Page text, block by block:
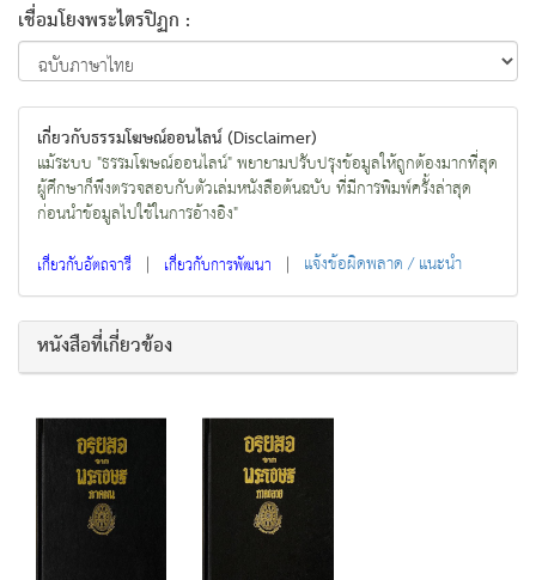
เชื่อมโยงพระไตรปิฏก :
เกี่ยวกับธรรมโฆษณ์ออนไลน์ (Disclaimer)
แม้ระบบ "ธรรมโฆษณ์ออนไลน์" พยายามปรับปรุงข้อมูลให้ถูกต้องมากที่สุด
ผู้ศึกษาก็พึงตรวจสอบกับตัวเล่มหนังสือต้นฉบับ ที่มีการพิมพ์ครั้งล่าสุด
ก่อนนำข้อมูลไปใช้ในการอ้างอิง"
เกี่ยวกับอัตถจารี | เกี่ยวกับการพัฒนา | แจ้งข้อผิดพลาด / แนะนำ
หนังสือที่เกี่ยวข้อง